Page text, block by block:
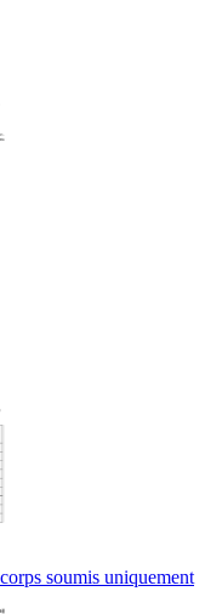
soumis uniquement